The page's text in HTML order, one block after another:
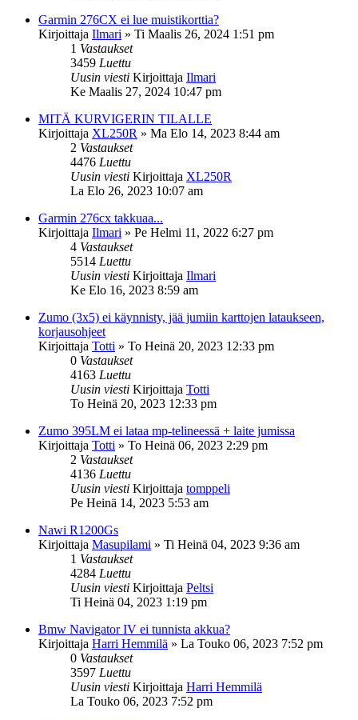
Garmin 276CX ei lue muistikorttia?
Kirjoittaja Ilmari » Ti Maalis 26, 2024 1:51 pm
1 Vastaukset
3459 Luettu
Uusin viesti Kirjoittaja Ilmari
Ke Maalis 27, 2024 10:47 pm
MITÄ KURVIGERIN TILALLE
Kirjoittaja XL250R » Ma Elo 14, 2023 8:44 am
2 Vastaukset
4476 Luettu
Uusin viesti Kirjoittaja XL250R
La Elo 26, 2023 10:07 am
Garmin 276cx takkuaa...
Kirjoittaja Ilmari » Pe Helmi 11, 2022 6:27 pm
4 Vastaukset
5514 Luettu
Uusin viesti Kirjoittaja Ilmari
Ke Elo 16, 2023 8:59 am
Zumo (3x5) ei käynnisty, jää jumiin karttojen lataukseen,
korjausohjeet
Kirjoittaja Totti » To Heinä 20, 2023 12:33 pm
0 Vastaukset
4163 Luettu
Uusin viesti Kirjoittaja Totti
To Heinä 20, 2023 12:33 pm
Zumo 395LM ei lataa mp-telineessä + laite jumissa
Kirjoittaja Totti » To Heinä 06, 2023 2:29 pm
2 Vastaukset
4136 Luettu
Uusin viesti Kirjoittaja tomppeli
Pe Heinä 14, 2023 5:53 am
Nawi R1200Gs
Kirjoittaja Masupilami » Ti Heinä 04, 2023 9:36 am
1 Vastaukset
4284 Luettu
Uusin viesti Kirjoittaja Peltsi
Ti Heinä 04, 2023 1:19 pm
Bmw Navigator IV ei tunnista akkua?
Kirjoittaja Harri Hemmilä » La Touko 06, 2023 7:52 pm
0 Vastaukset
3597 Luettu
Uusin viesti Kirjoittaja Harri Hemmilä
La Touko 06, 2023 7:52 pm